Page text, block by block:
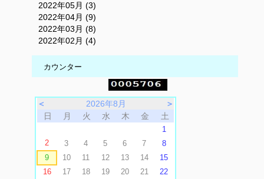
2022年05月 (3)
2022年04月 (9)
2022年03月 (8)
2022年02月 (4)
カウンター
＜ 2026年8月
＞
日
月 火 水 木 金 土
1
2
3 4 5 6 7
8
9
10 11 12 13 14
15
16
17 18 19 20 21 22